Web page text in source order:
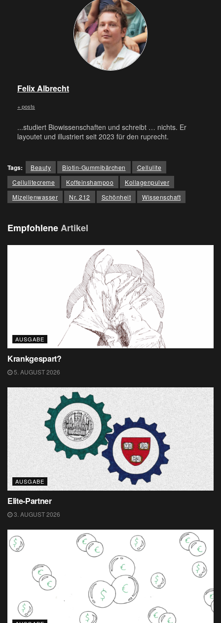
Felix Albrecht
+ posts
...studiert Biowissenschaften und schreibt … nichts. Er
layoutet und illustriert seit 2023 für den ruprecht.
Tags: Beauty Biotin-Gummibärchen
Cellulite
Cellulitecreme
Koffeinshampoo
Kollagenpulver
Mizellenwasser
Nr. 212 Schönheit Wissenschaft
EmpfohleneArtikel
AUSGABE
Krankgespart?
5. AUGUST 2026
AUSGABE
Elite-Partner
3. AUGUST 2026